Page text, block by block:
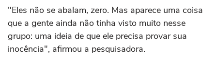
"Eles não se abalam, zero. Mas aparece uma coisa
que a gente ainda não tinha visto muito nesse
grupo: uma ideia de que ele precisa provar sua
inocência", afirmou a pesquisadora.